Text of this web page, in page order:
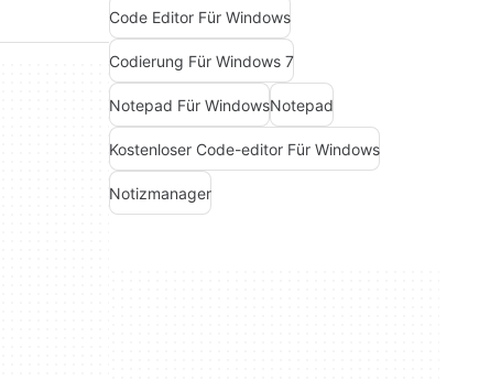
Code Editor Für Windows
Codierung Für Windows 7
Notepad Für WindowsNotepad
Kostenloser Code-editor Für Windows
Notizmanager